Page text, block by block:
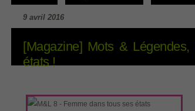
9 avril 2016
[Magazine] Mots &
états !